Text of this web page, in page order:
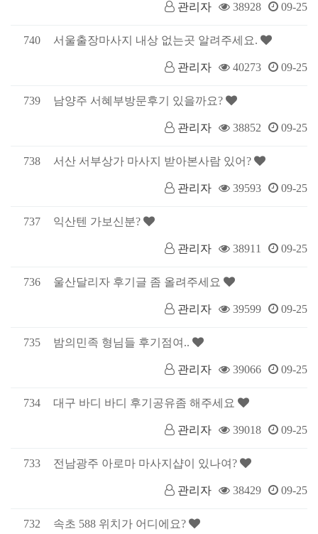
관리자 38928 09-25
740 서울출장마사지 내상 없는곳 알려주세요.
관리자 40273 09-25
739 남양주 서혜부방문후기 있을까요?
관리자 38852 09-25
738 서산 서부상가 마사지 받아본사람 있어?
관리자 39593 09-25
737 익산텐 가보신분?
관리자 38911 09-25
736 울산달리자 후기글 좀 올려주세요
관리자 39599 09-25
735 밤의민족 형님들 후기점여..
관리자 39066 09-25
734 대구 바디 바디 후기공유좀 해주세요
관리자 39018 09-25
733 전남광주 아로마 마사지샵이 있나여?
관리자 38429 09-25
732 속초 588 위치가 어디에요?